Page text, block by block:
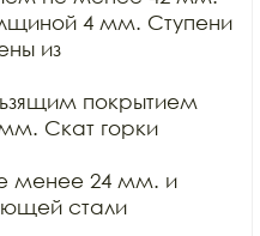
4 мм. Ступени
из
покрытием
Скат горки
менее 24 мм. и
стали